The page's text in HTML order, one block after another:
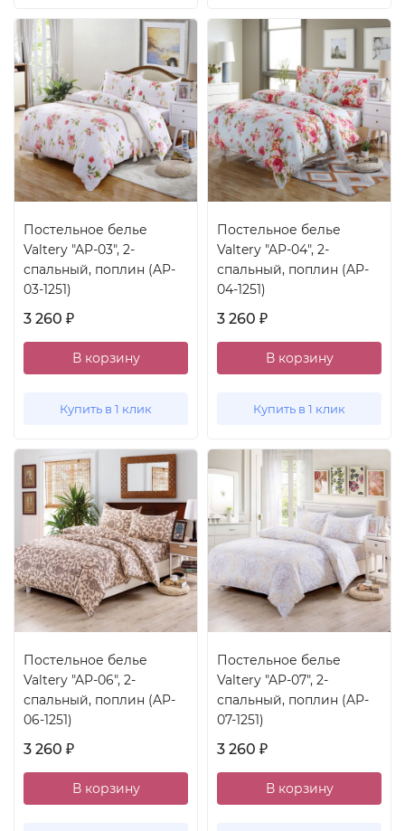
Постельное белье
Valtery "AP-03", 2-
спальный, поплин (AP-
03-1251)
3 260 ₽
В корзину
Купить в 1 клик
Постельное белье
Valtery "AP-04", 2-
спальный, поплин (AP-
04-1251)
3 260 ₽
В корзину
Купить в 1 клик
Постельное белье
Valtery "AP-06", 2-
спальный, поплин (AP-
06-1251)
3 260 ₽
В корзину
Постельное белье
Valtery "AP-07", 2-
спальный, поплин (AP-
07-1251)
3 260 ₽
В корзину